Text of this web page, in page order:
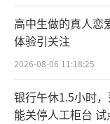
高中生做的真人恋
体验引关注
2026-08-06 11:18:25
银行午休1.5小时
能关停人工柜台